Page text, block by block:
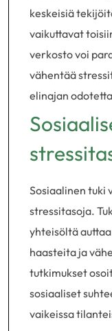
keskeisiä
vaikuttavat
verkosto voi
vähentää
elinajan
Sosiaalinen tuki
stressitasoja.
yhteisöltä
haasteita ja
tutkimukset
sosiaaliset
vaikeissa